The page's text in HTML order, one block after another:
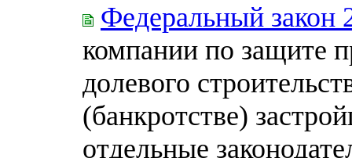
Федеральный закон
компании по защите
долевого
(банкротстве)
отдельные